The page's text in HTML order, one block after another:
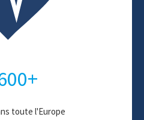
toute l'Europe